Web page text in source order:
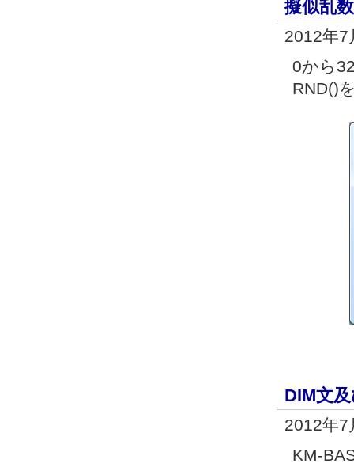
擬似乱
2012年7
0から
RND()
DIM文
2012年7
KM-